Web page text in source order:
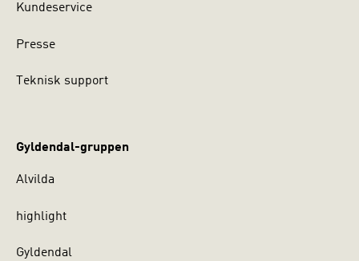
Kundeservice
Presse
Teknisk support
Gyldendal-gruppen
Alvilda
highlight
Gyldendal